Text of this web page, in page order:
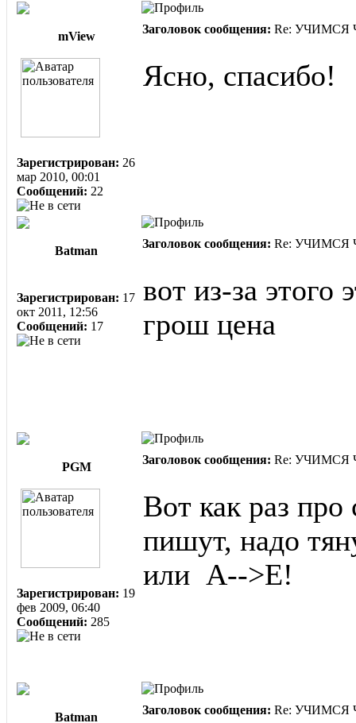
mView
Заголовок сообщения: Re: УЧИМСЯ
Зарегистрирован: 26
мар 2010, 00:01
Сообщений: 22
Ясно, спасибо!
Batman
Заголовок сообщения: Re: УЧИМСЯ
Зарегистрирован: 17
окт 2011, 12:56
Сообщений: 17
вот из-за
грош цена
PGM
Заголовок сообщения: Re: УЧИМСЯ
Зарегистрирован: 19
фев 2009, 06:40
Сообщений: 285
Вот как раз
пишут, надо
или A-->E!
Batman
Заголовок сообщения: Re: УЧИМСЯ